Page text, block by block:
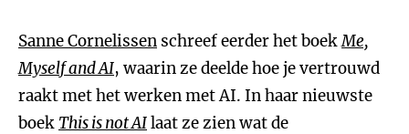
Sanne Cornelissen schreef eerder het boekMe,
Myself and AI, waarin ze deelde hoe je vertrouwd
raakt met het werken met AI. In haar nieuwste
boek This is not AIlaat ze zien wat de